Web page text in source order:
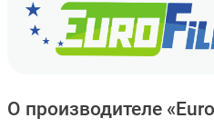
О производителе